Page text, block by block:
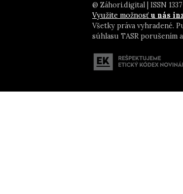
@ Záhori.digital | ISSN
Využite možnosť u nás
Všetky práva vyhradené.
súhlasu TASR porušením